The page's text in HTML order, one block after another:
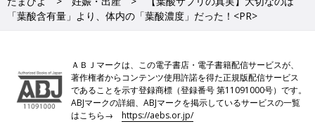
「葉酸含有量」より、体内の「葉酸濃度」だった！<PR>
ＡＢＪマークは、この電子書店・電子書籍配信サービスが、
著作権者からコンテンツ使用許諾を得た正規版配信サービス
であることを示す登録商標（登録番号 第11091000号）です。
ABJマークの詳細、ABJマークを掲示しているサービスの一覧
はこちら→https://aebs.or.jp/